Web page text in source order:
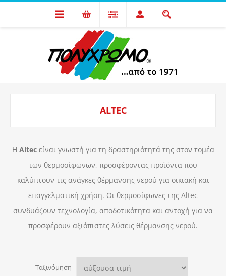
ALTEC
Η Altecείναι γνωστή για τη δραστηριότητά της στον τομέα
των θερμοσίφωνων, προσφέροντας προϊόντα που
καλύπτουν τις ανάγκες θέρμανσης νερού για οικιακή και
επαγγελματική χρήση. Οι θερμοσίφωνες της Altec
συνδυάζουν τεχνολογία, αποδοτικότητα και αντοχή για να
προσφέρουν αξιόπιστες λύσεις θέρμανσης νερού.
Ταξινόμηση